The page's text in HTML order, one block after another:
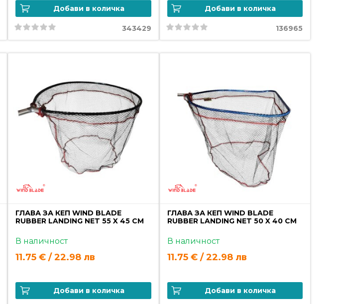
Добави в количка
343429
Добави в количка
136965
ГЛАВА ЗА КЕП WIND BLADE
RUBBER LANDING NET 55 X 45 CM
В наличност
11.75 € / 22.98 лв
Добави в количка
ГЛАВА ЗА КЕП WIND BLADE
RUBBER LANDING NET 50 X 40 CM
В наличност
11.75 € / 22.98 лв
Добави в количка